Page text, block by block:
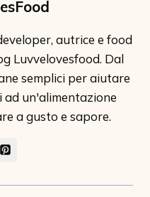
autrice e food
Luvvelovesfood. Dal
semplici per aiutare
ad un'alimentazione
a gusto e sapore.